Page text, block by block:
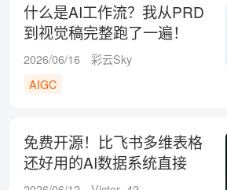
什么是AI工作流？我从PRD
到视觉稿完整跑了一遍！
2026/06/16
彩云Sky
AIGC
免费开源！比飞书多维表格
还好用的AI数据系统直接
用！